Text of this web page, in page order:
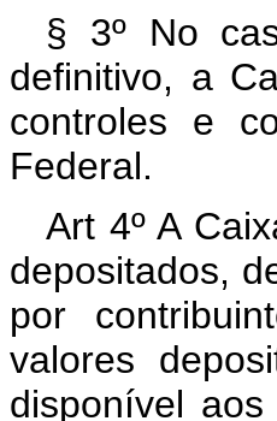
§ 3º No
definitivo, a
controles e
Federal.
Art 4º A
depositados,
por
valores
disponível